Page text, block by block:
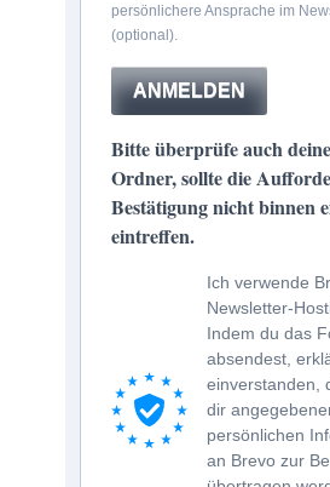
persönlichere Ansprache im
(optional).
ANMELDEN
Bitte überprüfe auch
Ordner, sollte die
Bestätigung nicht binnen
eintreffen.
Ich verwende
Newsletter-
Indem du das
absendest,
einverstanden,
dir
persönlichen
an Brevo zur